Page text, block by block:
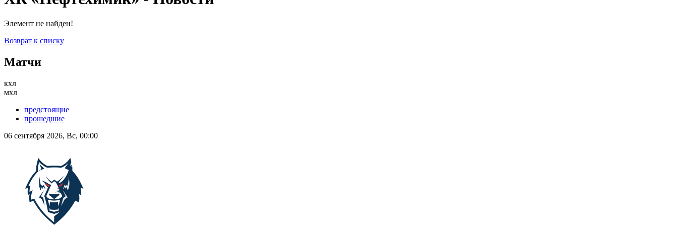
Элемент не найден!
Возврат к списку
Матчи
кхл
мхл
предстоящие
прошедшие
06 сентября 2026, Вс, 00:00